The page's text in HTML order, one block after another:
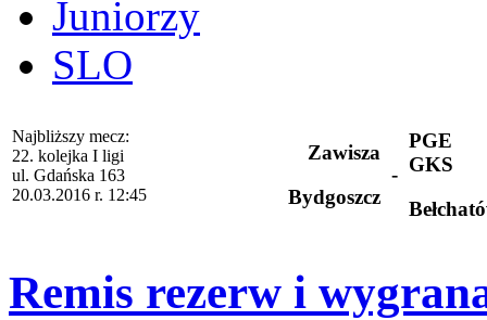
Juniorzy
SLO
Najbliższy mecz:
22. kolejka I ligi
ul. Gdańska 163
20.03.2016 r. 12:45
Zawisza
Bydgoszcz
-
PGE
GKS
Remis rezerw i